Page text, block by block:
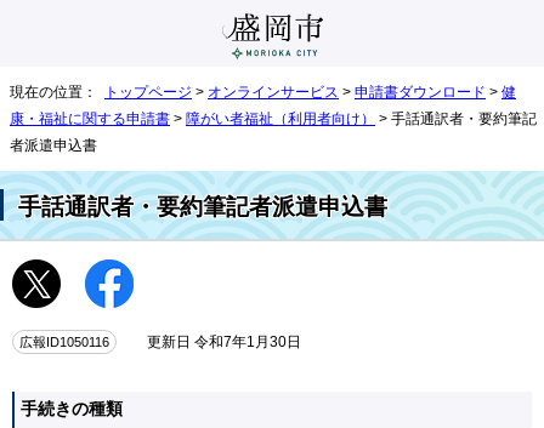
現在の位置： トップページ > オンラインサービス > 申請書ダウンロード > 健
康・福祉に関する申請書 > 障がい者福祉（利用者向け）
> 手話通訳者・要約筆記
者派遣申込書
手話通訳者・要約筆記者派遣申込書
広報ID1050116 更新日 令和7年1月30日
手続きの種類